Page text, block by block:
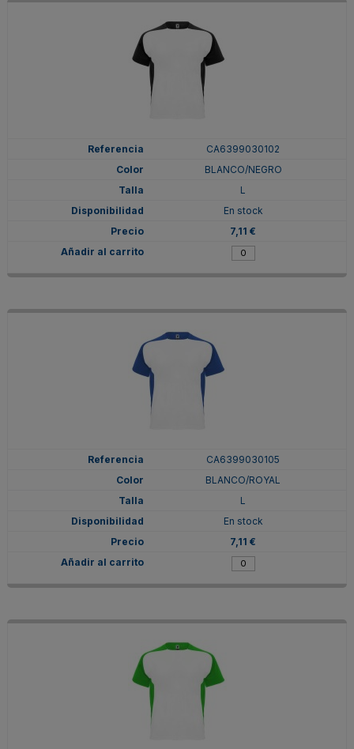
CA6399030102
BLANCO/NEGRO
L
En stock
7,11 €
CA6399030105
BLANCO/ROYAL
L
En stock
7,11 €